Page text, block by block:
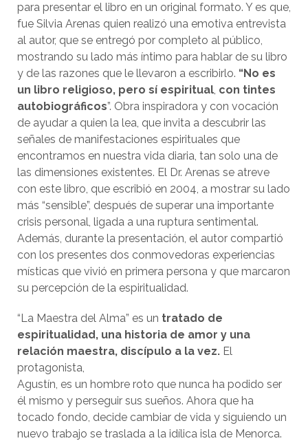
para presentar el libro en un original formato. Y es que,
fue Silvia Arenas quien realizó una emotiva entrevista
al autor, que se entregó por completo al público,
mostrando su lado más íntimo para hablar de su libro
y de las razones que le llevaron a escribirlo. “No es
un libro religioso, pero sí espiritual, con tintes
autobiográficos”. Obra inspiradora y con vocación
de ayudar a quien la lea, que invita a descubrir las
señales de manifestaciones espirituales que
encontramos en nuestra vida diaria, tan solo una de
las dimensiones existentes. El Dr. Arenas se atreve
con este libro, que escribió en 2004, a mostrar su lado
más “sensible”, después de superar una importante
crisis personal, ligada a una ruptura sentimental.
Además, durante la presentación, el autor compartió
con los presentes dos conmovedoras experiencias
místicas que vivió en primera persona y que marcaron
su percepción de la espiritualidad.
“La Maestra del Alma” es un tratado de
espiritualidad, una historia de amor y una
relación maestra, discípulo a la vez. El
protagonista,
Agustín, es un hombre roto que nunca ha podido ser
él mismo y perseguir sus sueños. Ahora que ha
tocado fondo, decide cambiar de vida y siguiendo un
nuevo trabajo se traslada a la idílica isla de Menorca.